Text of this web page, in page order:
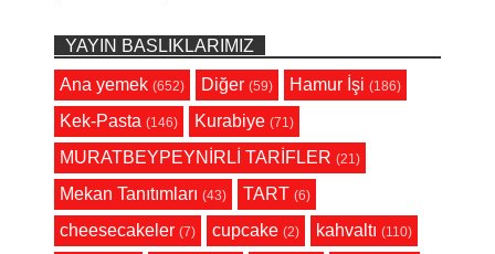
YAYIN BASLIKLARIMIZ
Ana yemek (652) Diğer (59) Hamur İşi (186)
Kek-Pasta (146) Kurabiye (71)
MURATBEYPEYNİRLİ TARİFLER (21)
Mekan Tanıtımları (43) TART (6)
cheesecakeler (7) cupcake (2) kahvaltı (110)